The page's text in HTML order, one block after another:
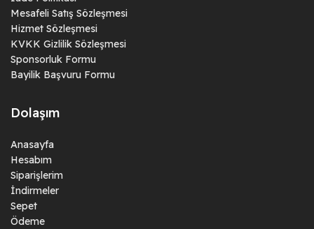
Mesafeli Satış Sözleşmesi
Hizmet Sözleşmesi
KVKK Gizlilik Sözleşmesi
Sponsorluk Formu
Bayilik Başvuru Formu
Dolaşım
Anasayfa
Hesabım
Siparişlerim
İndirmeler
Sepet
Ödeme